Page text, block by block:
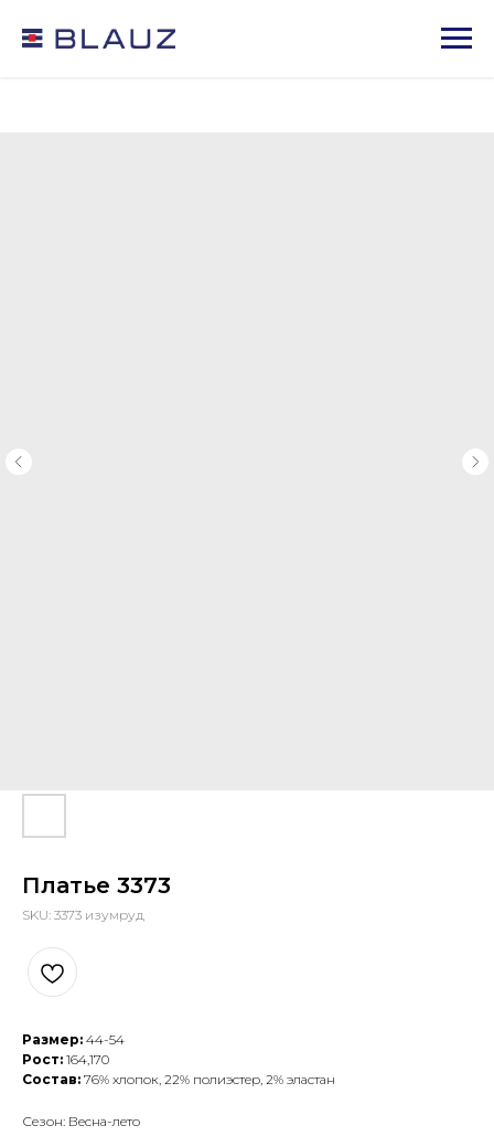
Платье 3373
SKU: 3373 изумруд
Размер: 44-54
Рост: 164,170
Состав: 76% хлопок, 22% полиэстер, 2% эластан
Сезон: Весна-лето